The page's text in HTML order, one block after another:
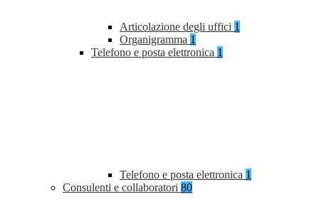
Articolazione degli uffici 1
Organigramma 1
Telefono e posta elettronica 1
Telefono e posta elettronica 1
Consulenti e collaboratori 80